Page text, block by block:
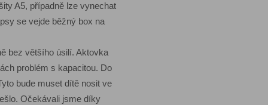
A5, případně lze vynechat
se vejde běžný box na
bez většího úsilí. Aktovka
problém s kapacitou. Do
bude muset dítě nosit ve
Očekávali jsme díky